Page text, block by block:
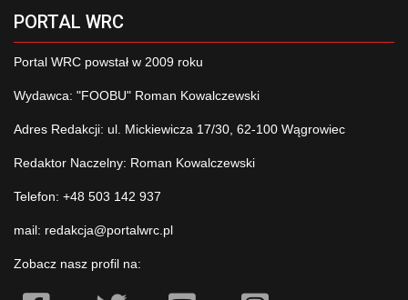
PORTAL WRC
Portal WRC powstał w 2009 roku
Wydawca: "FOOBU" Roman Kowalczewski
Adres Redakcji: ul. Mickiewicza 17/30, 62-100 Wągrowiec
Redaktor Naczelny: Roman Kowalczewski
Telefon: +48 503 142 937
mail: redakcja@portalwrc.pl
Zobacz nasz profil na: